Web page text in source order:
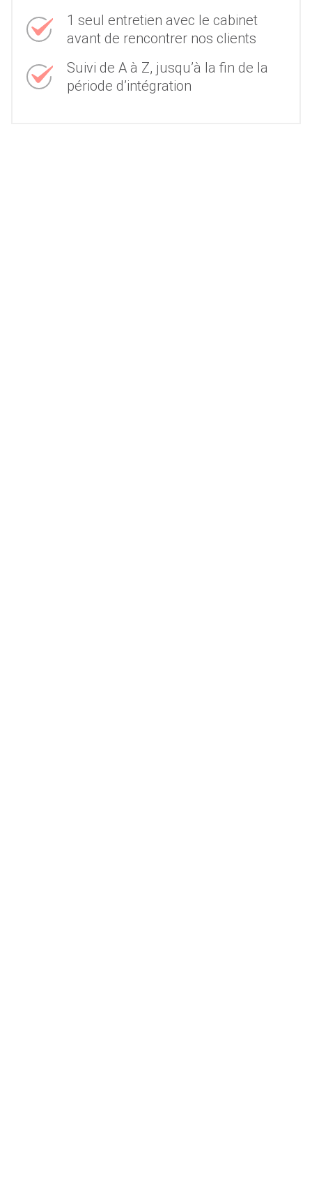
1 seul entretien avec le cabinet
avant de rencontrer nos clients
Suivi de A à Z, jusqu’à la fin de la
période d’intégration